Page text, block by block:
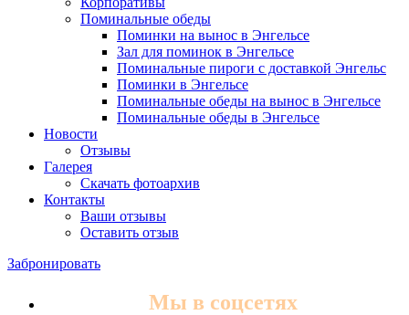
Поминальные обеды
Поминки на вынос в Энгельсе
Зал для поминок в Энгельсе
Поминальные пироги с доставкой Энгельс
Поминки в Энгельсе
Поминальные обеды на вынос в Энгельсе
Поминальные обеды в Энгельсе
Новости
Отзывы
Галерея
Скачать фотоархив
Контакты
Ваши отзывы
Оставить отзыв
Забронировать
Мы в соцсетях